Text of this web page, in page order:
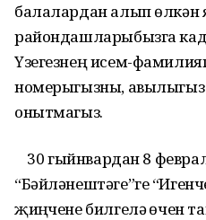
балалардан алып өлкән
райондашларыбызга
Үзегезнең исем-
номерыгызны, авылыгыз
онытмагыз.
30 гыйнвардан 8
“Бәйләнештәге”ге
җиңүчене билгеләү өчен